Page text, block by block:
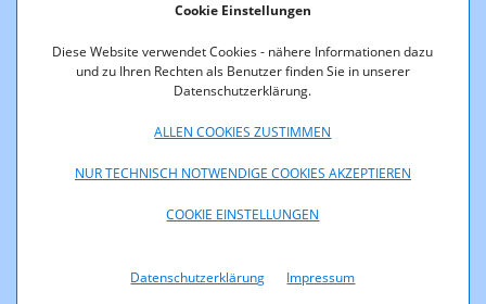
Cookie Einstellungen
Diese Website verwendet Cookies - nähere Informationen dazu
und zu Ihren Rechten als Benutzer finden Sie in unserer
Datenschutzerklärung.
ALLEN COOKIES ZUSTIMMEN
NUR TECHNISCH NOTWENDIGE COOKIES AKZEPTIEREN
COOKIE EINSTELLUNGEN
Datenschutzerklärung Impressum